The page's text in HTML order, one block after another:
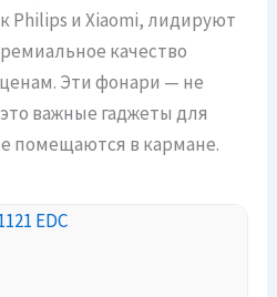
Philips и Xiaomi, лидируют
качество
Эти фонари — не
важные гаджеты для
помещаются в кармане.